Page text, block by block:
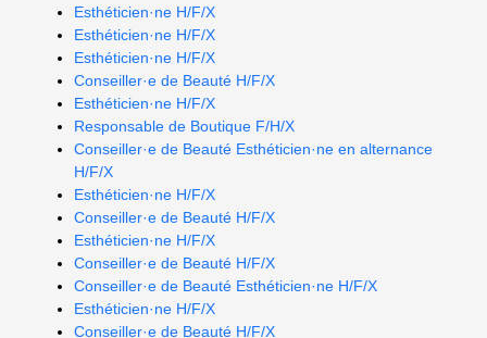
Esthéticien·ne H/F/X
Esthéticien·ne H/F/X
Esthéticien·ne H/F/X
Conseiller·e de Beauté H/F/X
Esthéticien·ne H/F/X
Responsable de Boutique F/H/X
Conseiller·e de Beauté Esthéticien·ne en alternance
H/F/X
Esthéticien·ne H/F/X
Conseiller·e de Beauté H/F/X
Esthéticien·ne H/F/X
Conseiller·e de Beauté H/F/X
Conseiller·e de Beauté Esthéticien·ne H/F/X
Esthéticien·ne H/F/X
Conseiller·e de Beauté H/F/X